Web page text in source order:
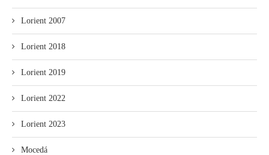
Lorient 2007
Lorient 2018
Lorient 2019
Lorient 2022
Lorient 2023
Mocedá